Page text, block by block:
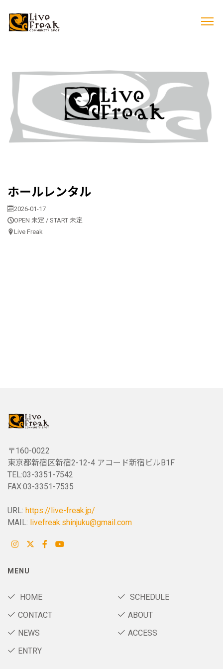
ホールレンタル
2026-01-17
OPEN 未定 / START 未定
Live Freak
〒160-0022
東京都新宿区新宿2-12-4 アコード新宿ビルB1F
TEL:03-3351-7542
FAX:03-3351-7535
URL: https://live-freak.jp/
MAIL: livefreak.shinjuku@gmail.com
MENU
HOME
SCHEDULE
CONTACT
ABOUT
NEWS
ACCESS
ENTRY